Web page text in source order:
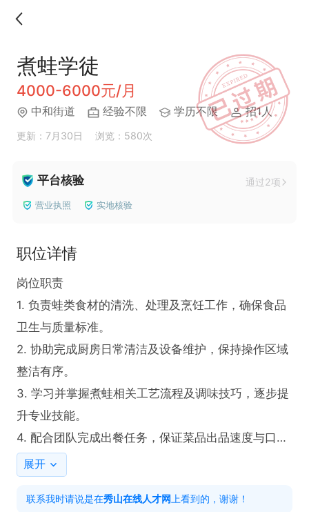
煮蛙学徒
4000-6000元/月
中和街道 经验不限 学历不限 招1人
更新：7月30日 浏览：580次
平台核验 通过2项
营业执照 实地核验
职位详情
岗位职责
1. 负责蛙类食材的清洗、处理及烹饪工作，确保食品
卫生与质量标准。
2. 协助完成厨房日常清洁及设备维护，保持操作区域
整洁有序。
3. 学习并掌握煮蛙相关工艺流程及调味技巧，逐步提
升专业技能。
4. 配合团队完成出餐任务，保证菜品出品速度与口感
一致性。
性。
展开
联系我时请说是在秀山在线人才网 上看到的，谢谢！